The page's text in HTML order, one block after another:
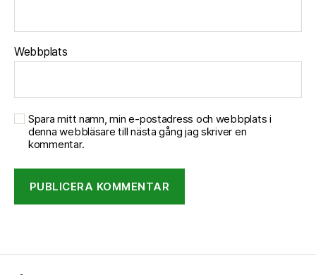
Webbplats
Spara mitt namn, min e-postadress och webbplats i
denna webbläsare till nästa gång jag skriver en
kommentar.